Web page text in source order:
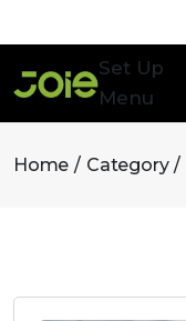
Set Up
Menu
Home Category